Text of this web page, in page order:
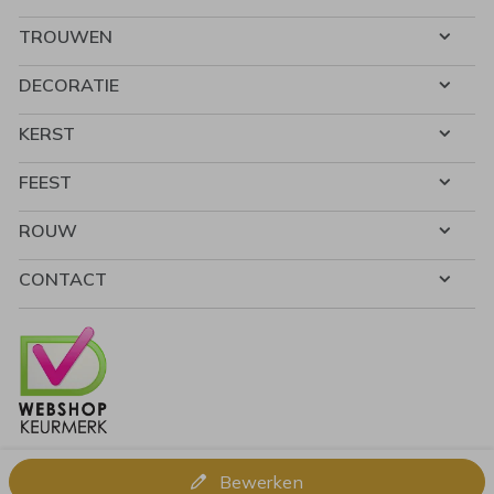
Bewerken
TROUWEN
DECORATIE
KERST
FEEST
ROUW
CONTACT